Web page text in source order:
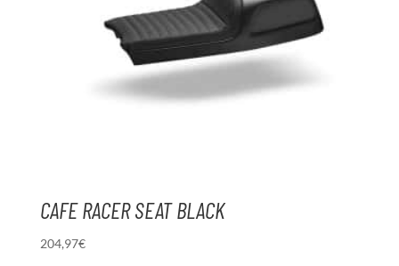
CAFE RACER SEAT BLACK
204,97€